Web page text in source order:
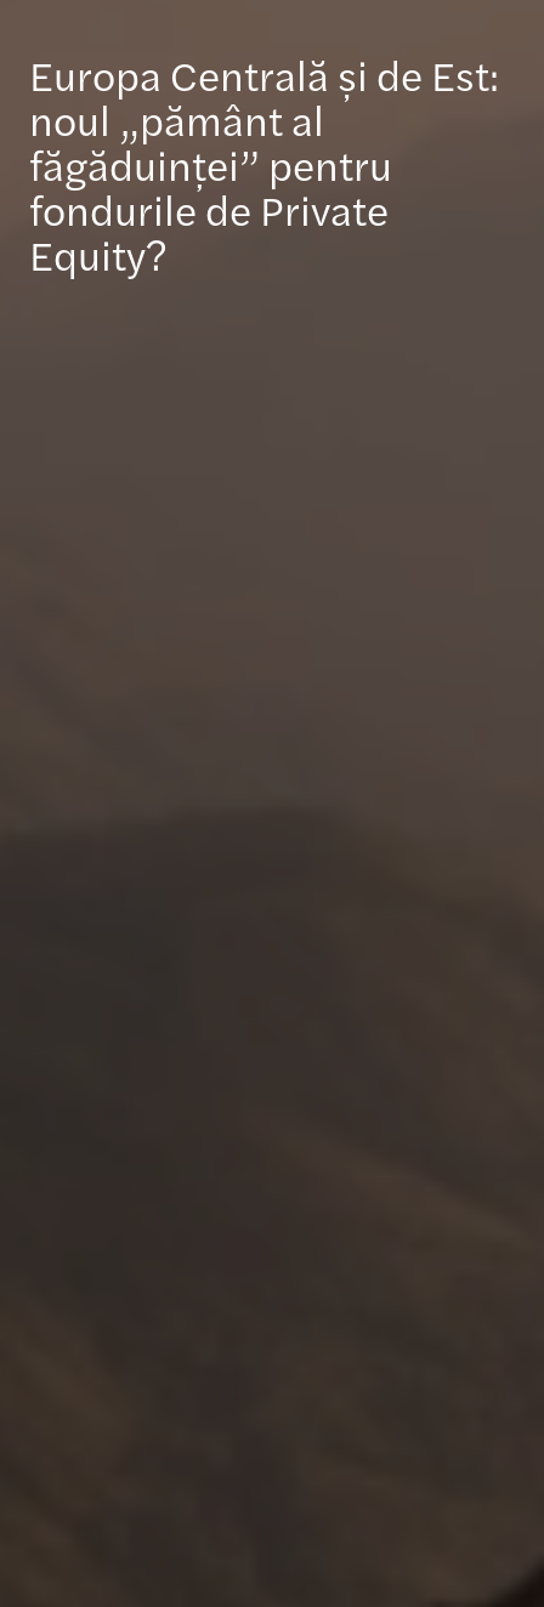
Europa Centrală și de Est:
noul „pământ al
făgăduinței” pentru
fondurile de Private
Equity?